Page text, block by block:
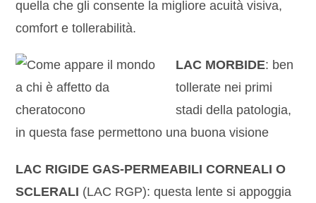
quella che gli consente la migliore acuità visiva,
comfort e tollerabilità.
LAC MORBIDE: ben
tollerate nei primi
stadi della patologia,
in questa fase permettono una buona visione
LAC RIGIDE GAS-PERMEABILI CORNEALI O
SCLERALI (LAC RGP): questa lente si appoggia